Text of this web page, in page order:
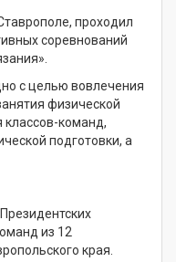
проходил
соревнований
с целью вовлечения
физической
классов-команд,
подготовки, а
из 12
края.